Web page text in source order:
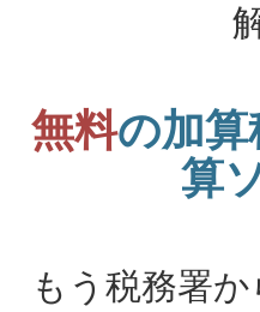
無料の加算
算
もう税務署